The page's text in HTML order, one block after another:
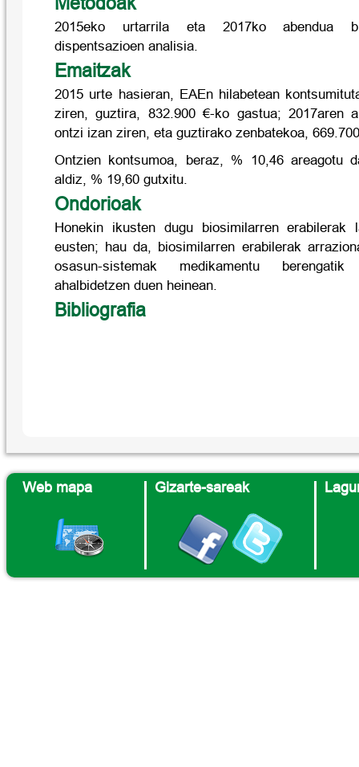
2015eko urtarrila eta 2017ko abendua
dispentsazioen analisia.
Emaitzak
2015 urte hasieran, EAEn hilabetean
ziren, guztira, 832.900 €-ko gastua; 2017aren
ontzi izan ziren, eta guztirako zenbatekoa,
Ontzien kontsumoa, beraz, % 10,46 areagotu
aldiz, % 19,60 gutxitu.
Ondorioak
Honekin ikusten dugu biosimilarren erabilerak
eusten; hau da, biosimilarren erabilerak
osasun-sistemak medikamentu
ahalbidetzen duen heinean.
Bibliografia
Web mapa Gizarte-sareak